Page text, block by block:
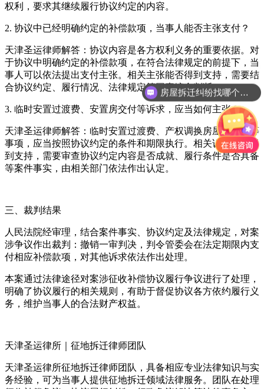
权利，要求其继续履行协议约定的内容。
2. 协议中已经明确约定的补偿款项，当事人能否主张支付？
天津圣运律师解答：协议内容是各方权利义务的重要依据。对
于协议中明确约定的补偿款项，在符合法律规定的前提下，当
事人可以依法提出支付主张。相关主张能否得到支持，需要结
合协议约定、履行情况、法律规定等因素综合判断。
3. 临时安置过渡费、安置房交付等诉求，应当如何主张？
天津圣运律师解答：临时安置过渡费、产权调换房屋的交付等
事项，应当按照协议约定的条件和期限执行。相关诉求能否得
到支持，需要审查协议约定内容是否成就、履行条件是否具备
等案件事实，由相关部门依法作出认定。
三、裁判结果
人民法院经审理，结合案件事实、协议约定及法律规定，对案
涉争议作出裁判：撤销一审判决，判令管委会在法定期限内支
付相应补偿款项，对其他诉求依法作出处理。
本案通过法律途径对案涉征收补偿协议履行争议进行了处理，
明确了协议履行的相关规则，有助于督促协议各方依约履行义
务，维护当事人的合法财产权益。
天津圣运律所｜征地拆迁律师团队
天津圣运律所征地拆迁律师团队，具备相应专业法律知识与实
务经验，可为当事人提供征地拆迁领域法律服务。团队在处理
房屋拆迁纠纷找哪个部门？